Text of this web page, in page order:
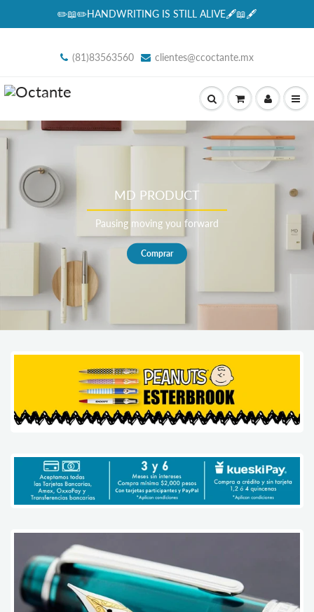
✏️📖✏️HANDWRITING IS STILL ALIVE🖋📖🖋
(81)83563560 clientes@ccoctante.mx
MD PRODUCT
Pausing moving you forward
Comprar